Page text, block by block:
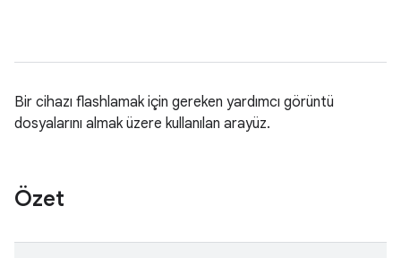
Bir cihazı flashlamak için gereken yardımcı görüntü
dosyalarını almak üzere kullanılan arayüz.
Özet